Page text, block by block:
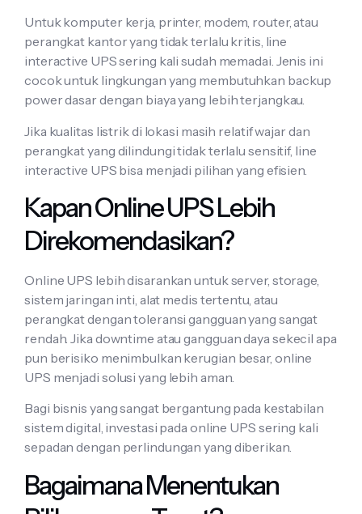
Untuk komputer kerja, printer, modem, router, atau
perangkat kantor yang tidak terlalu kritis, line
interactive UPS sering kali sudah memadai. Jenis ini
cocok untuk lingkungan yang membutuhkan backup
power dasar dengan biaya yang lebih terjangkau.
Jika kualitas listrik di lokasi masih relatif wajar dan
perangkat yang dilindungi tidak terlalu sensitif, line
interactive UPS bisa menjadi pilihan yang efisien.
Kapan Online UPS Lebih
Direkomendasikan?
Online UPS lebih disarankan untuk server, storage,
sistem jaringan inti, alat medis tertentu, atau
perangkat dengan toleransi gangguan yang sangat
rendah. Jika downtime atau gangguan daya sekecil apa
pun berisiko menimbulkan kerugian besar, online
UPS menjadi solusi yang lebih aman.
Bagi bisnis yang sangat bergantung pada kestabilan
sistem digital, investasi pada online UPS sering kali
sepadan dengan perlindungan yang diberikan.
Bagaimana Menentukan